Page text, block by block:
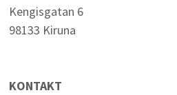
Kengisgatan 6
98133 Kiruna
KONTAKT